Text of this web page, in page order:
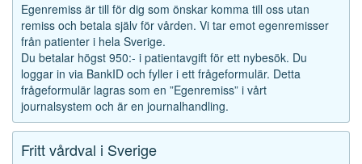
Egenremiss är till för dig som önskar komma till oss utan
remiss och betala själv för vården. Vi tar emot egenremisser
från patienter i hela Sverige.
Du betalar högst 950:- i patientavgift för ett nybesök. Du
loggar in via BankID och fyller i ett frågeformulär. Detta
frågeformulär lagras som en ”Egenremiss” i vårt
journalsystem och är en journalhandling.
Fritt vårdval i Sverige